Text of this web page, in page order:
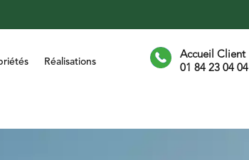
Réalisations
Accueil Client
01 84 23 04 04